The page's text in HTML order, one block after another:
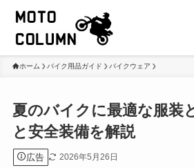
ホーム バイク用品ガイド バイクウェア
夏のバイクに最適な服装
と安全装備を解説
広告 2026年5月26日